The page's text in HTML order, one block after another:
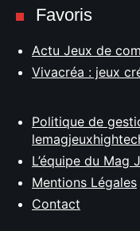
Favoris
Actu Jeux de
Vivacréa : jeux
Politique de
L’équipe du Mag
Mentions Légales
Contact